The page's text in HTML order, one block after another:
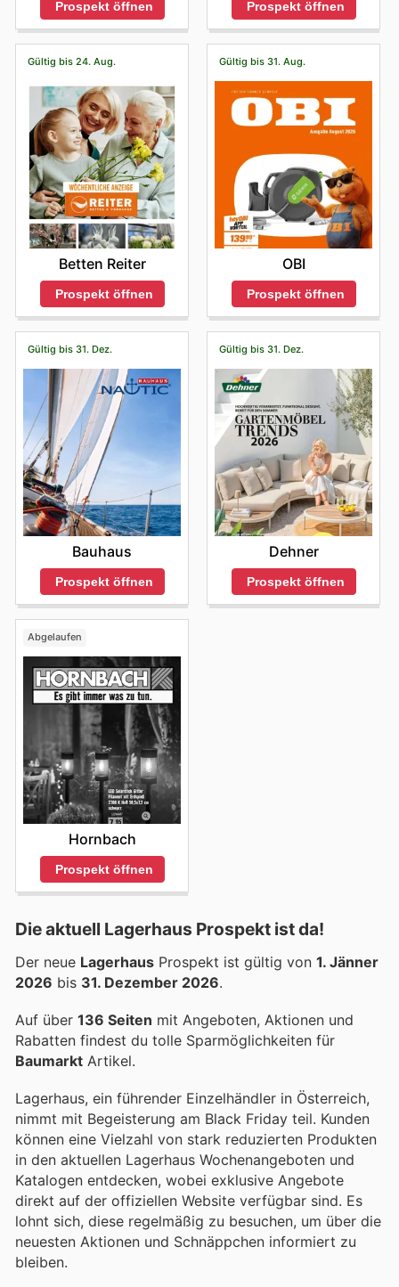
Prospekt öffnen Prospekt öffnen
Gültig bis 24. Aug.
Betten Reiter
Prospekt öffnen
Gültig bis 31. Aug.
OBI
Prospekt öffnen
Gültig bis 31. Dez.
Bauhaus
Prospekt öffnen
Gültig bis 31. Dez.
Dehner
Prospekt öffnen
Abgelaufen
Hornbach
Prospekt öffnen
Die aktuell Lagerhaus Prospekt ist da!
Der neue Lagerhaus Prospekt ist gültig von 1. Jänner
2026 bis 31. Dezember 2026.
Auf über 136 Seiten mit Angeboten, Aktionen und
Rabatten findest du tolle Sparmöglichkeiten für
Baumarkt Artikel.
Lagerhaus, ein führender Einzelhändler in Österreich,
nimmt mit Begeisterung am Black Friday teil. Kunden
können eine Vielzahl von stark reduzierten Produkten
in den aktuellen Lagerhaus Wochenangeboten und
Katalogen entdecken, wobei exklusive Angebote
direkt auf der offiziellen Website verfügbar sind. Es
lohnt sich, diese regelmäßig zu besuchen, um über die
neuesten Aktionen und Schnäppchen informiert zu
bleiben.